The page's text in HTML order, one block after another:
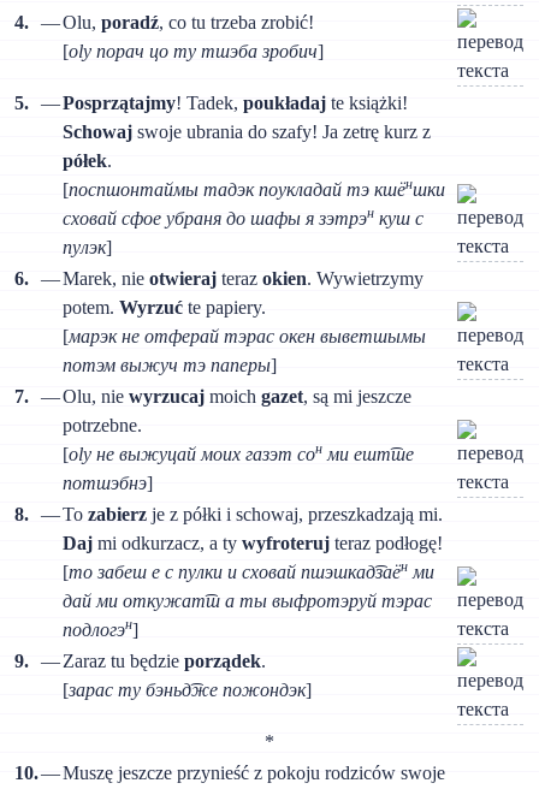
4. —Olu,poradź, со tu trzeba zrobić!
[оlу порач цо ту тшэба зробич]
5. —Posprzątajmy! Tadek,poukładaj te książki!
Schowaj swoje ubrania do szafy! Ja zetrę kurz z
półek.
[поспшонтаймы тадэк поукладай тэ кшёншки
сховай сфое убраня до шафы я зэтрэн куш с
пулэк]
6.
—Marek, nieotwieraj terazokien. Wywietrzymy
potem.Wyrzuć te papiery.
[марэк не отферай тэрас окен выветшымы
потэм выжуч тэ паперы]
7.
—Olu, niewyrzucaj moichgazet, są mi jeszcze
potrzebne.
[оlу не выжуцай моих газэт сон ми ешт͡ше
потшэбнэ]
8.
—Тоzabierz je z półki i schowaj, przeszkadzają mi.
Daj mi odkurzacz, a tywyfroteruj teraz podłogę!
[то забеш e с пулки и сховай пшэшкад͡заён ми
дай ми откужат͡ш а ты выфротэруй тэрас
подлогэн]
9.
—Zaraz tu będzieporządek.
[зарас ту бэньд͡же пожондэк]
*
10.—Muszę jeszcze przynieść z pokoju rodziców swoje